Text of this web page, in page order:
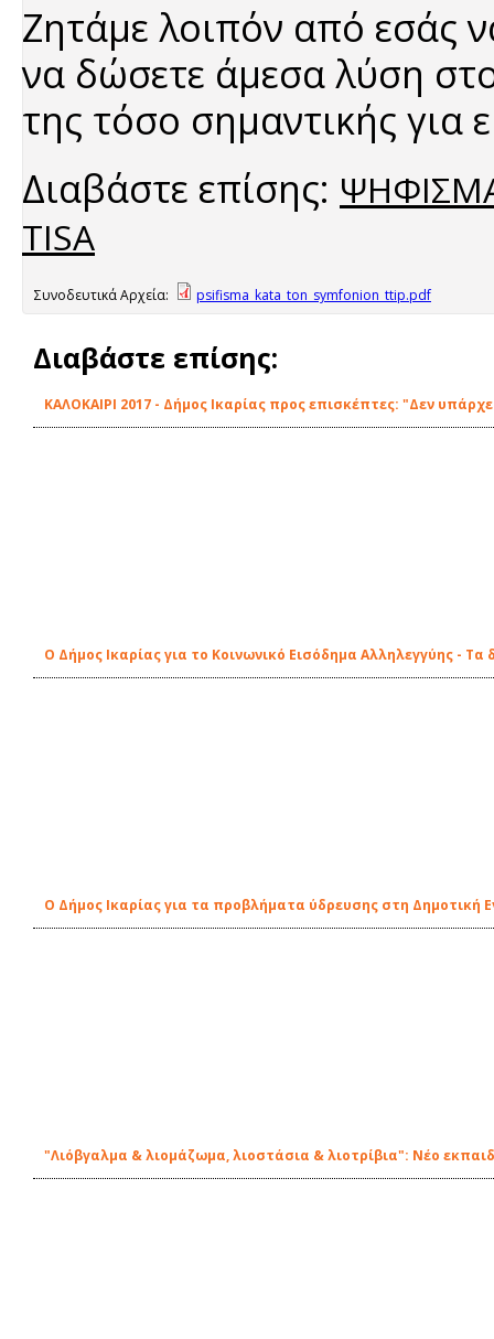
Ζητάμε λοιπόν από εσάς
να δώσετε άμεσα λύση
της τόσο σημαντικής για
Διαβάστε επίσης:
TISA
Συνοδευτικά Αρχεία: psifisma_kata_ton_symfonion_ttip.pdf
Διαβάστε επίσης:
ΚΑΛΟΚΑΙΡΙ 2017 - Δήμος Ικαρίας προς επισκέπτες: "Δεν
Ο Δήμος Ικαρίας για το Κοινωνικό Εισόδημα Αλληλεγγύης - Τα
Ο Δήμος Ικαρίας για τα προβλήματα ύδρευσης στη Δημοτική
"Λιόβγαλμα & λιομάζωμα, λιοστάσια & λιοτρίβια": Νέο